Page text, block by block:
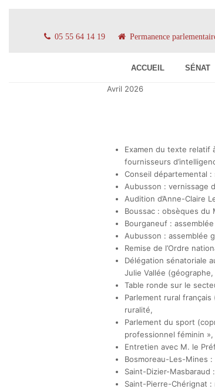
05 55 64 14 19 Permanence
ACCUEIL SÉNAT
Avril 2026
Examen du texte relatif
fournisseurs
Conseil départemental
Aubusson : vernissage
Audition d’Anne-Claire
Boussac : obsèques du
Bourganeuf :
Aubusson : assemblée
Remise de l’Ordre
Délégation sénatoriale
Julie Vallée
Table ronde sur le
Parlement rural
ruralité,
Parlement du sport
professionnel féminin »,
Entretien avec M. le
Bosmoreau-Les-Mines
Saint-Dizier-
Saint-Pierre-Chérignat